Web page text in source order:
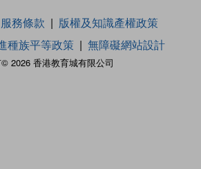
2026 香港教育城有限公司
服務條款
版權及知識產權政策
種族平等政策 無障礙網站設計